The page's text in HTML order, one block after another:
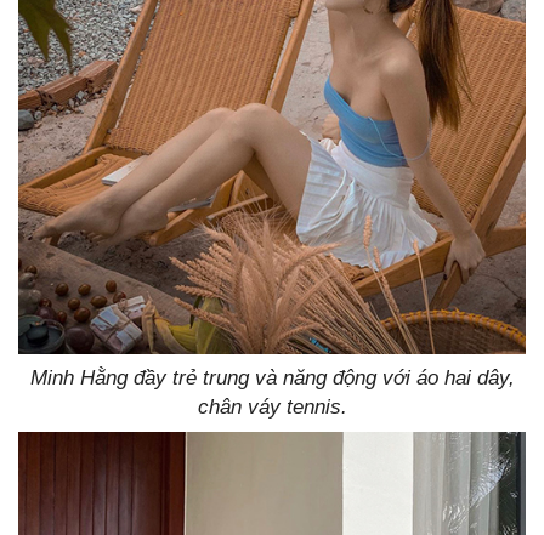
Minh Hằng đầy trẻ trung và năng động với áo hai dây,
chân váy tennis.